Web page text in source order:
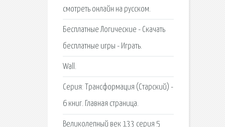
смотреть онлайн на русском.
Бесплатные Логические - Скачать
бесплатные игры - Играть.
Wall.
Серия: Трансформация (Старский) -
6 книг. Главная страница.
Великолепный век 133 серия 5